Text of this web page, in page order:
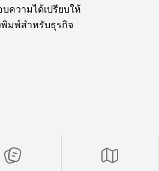
ความได้เปรียบให้
มพ์สำหรับธุรกิจ